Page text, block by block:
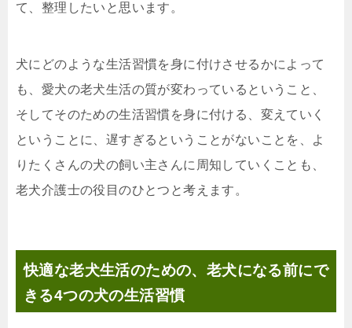
て、整理したいと思います。
犬にどのような生活習慣を身に付けさせるかによって
も、愛犬の老犬生活の質が変わっているということ、
そしてそのための生活習慣を身に付ける、変えていく
ということに、遅すぎるということがないことを、よ
りたくさんの犬の飼い主さんに周知していくことも、
老犬介護士の役目のひとつと考えます。
快適な老犬生活のための、老犬になる前にで
きる4つの犬の生活習慣